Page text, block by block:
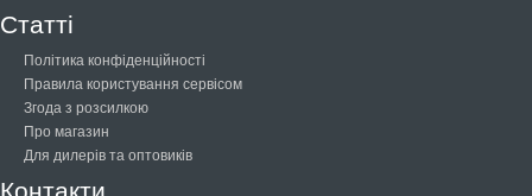
Статті
Політика конфіденційності
Правила користування сервісом
Згода з розсилкою
Про магазин
Для дилерів та оптовиків